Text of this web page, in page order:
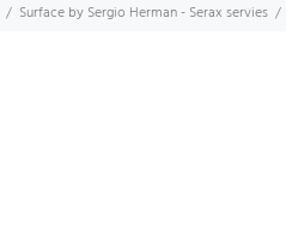
Surface by Sergio Herman - Serax servies